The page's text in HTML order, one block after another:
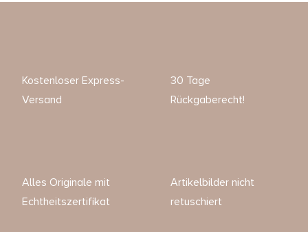
Kostenloser Express-
Versand
30 Tage
Rückgaberecht!
Alles Originale mit
Echtheitszertifikat
Artikelbilder nicht
retuschiert